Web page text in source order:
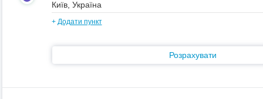
+ Додати пункт
Розрахувати